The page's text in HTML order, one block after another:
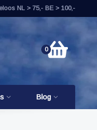
NL > 75,- BE > 100,-
0
Blog